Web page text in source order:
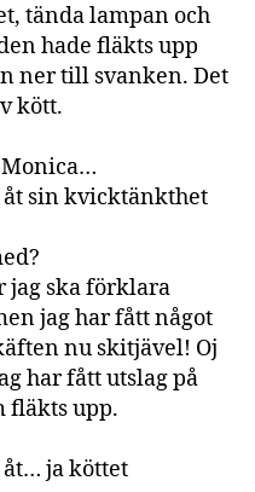
tända lampan och
hade fläkts upp
ner till svanken. Det
kött.
Monica…
åt sin kvicktänkthet
jag ska förklara
jag har fått något
nu skitjävel! Oj
har fått utslag på
fläkts upp.
åt… ja köttet